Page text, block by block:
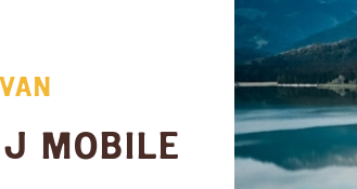
MOBILE